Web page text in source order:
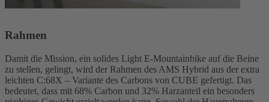
Rahmen
Damit die Mission, ein solides Light E-Mountainbike auf die Beine
zu stellen, gelingt, wird der Rahmen des AMS Hybrid aus der extra
leichten C:68X – Variante des Carbons von CUBE gefertigt. Das
bedeutet, dass mit 68% Carbon und 32% Harzanteil ein besonders